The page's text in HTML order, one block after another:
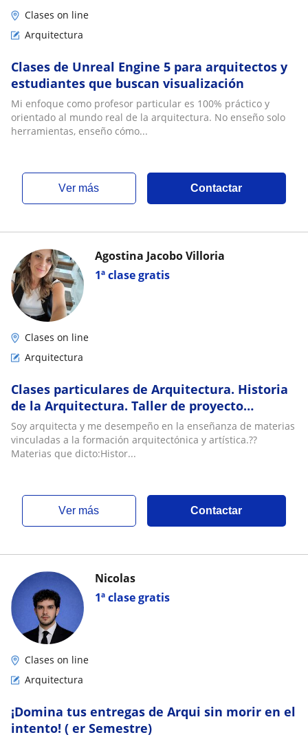
Clases on line
Arquitectura
Clases de Unreal Engine 5 para arquitectos y
estudiantes que buscan visualización
Mi enfoque como profesor particular es 100% práctico y
orientado al mundo real de la arquitectura. No enseño solo
herramientas, enseño cómo...
ver más Contactar
1ª clase gratis
Agostina Jacobo Villoria
Clases on line
Arquitectura
Clases particulares de Arquitectura. Historia
de la Arquitectura. Taller de proyecto
arquitectónico. Morfología
Soy arquitecta y me desempeño en la enseñanza de materias
vinculadas a la formación arquitectónica y artística.??
Materias que dicto:Histor...
ver más Contactar
1ª clase gratis
Nicolas
Clases on line
Arquitectura
¡Domina tus entregas de Arqui sin morir en el
intento! ( er Semestre)